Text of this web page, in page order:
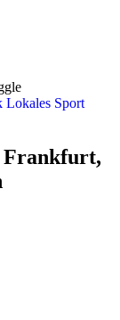
Lokales Sport
Frankfurt,